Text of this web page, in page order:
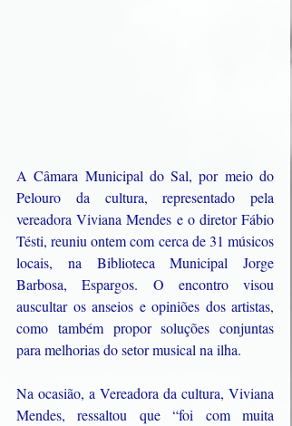
A Câmara Municipal do Sal, por meio do
Pelouro da cultura, representado pela
vereadora Viviana Mendes e o diretor Fábio
Tésti, reuniu ontem com cerca de 31 músicos
locais, na Biblioteca Municipal Jorge
Barbosa, Espargos. O encontro visou
auscultar os anseios e opiniões dos artistas,
como também propor soluções conjuntas
para melhorias do setor musical na ilha.
Na ocasião, a Vereadora da cultura, Viviana
Mendes, ressaltou que “foi com muita